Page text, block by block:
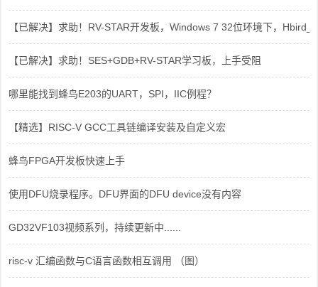
【已解决】求助！RV-STAR开发板，Windows 7 32位环境下，
【已解决】求助！SES+GDB+RV-STAR学习板，上手受阻
哪里能找到蜂鸟E203的UART，SPI，IIC例程？
【精选】RISC-V GCC工具链编译安装及自定义宏
蜂鸟FPGA开发板快速上手
使用DFU烧录程序。DFU界面的DFU device没有内容
GD32VF103视频系列，持续更新中......
risc-v 汇编函数与C语言函数相互调用 （图）